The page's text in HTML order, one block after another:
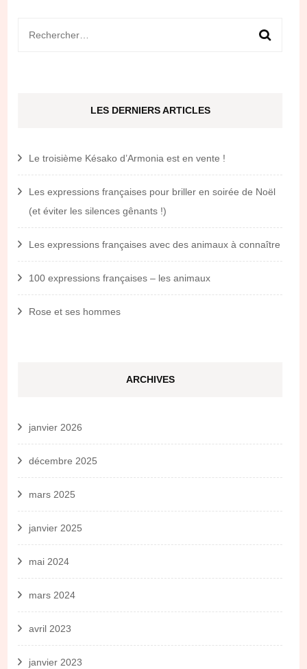
Rechercher :
LES DERNIERS ARTICLES
Le troisième Késako d’Armonia est en vente !
Les expressions françaises pour briller en soirée de Noël
(et éviter les silences gênants !)
Les expressions françaises avec des animaux à connaître
100 expressions françaises – les animaux
Rose et ses hommes
ARCHIVES
janvier 2026
décembre 2025
mars 2025
janvier 2025
mai 2024
mars 2024
avril 2023
janvier 2023